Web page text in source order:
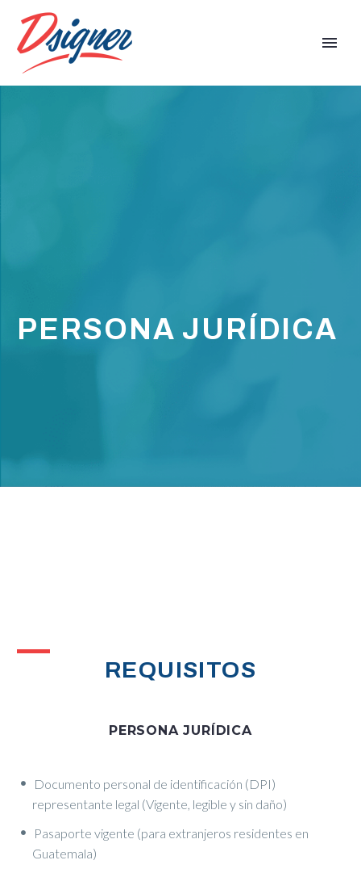
PERSONA JURÍDICA
REQUISITOS
PERSONA JURÍDICA
Documento personal de identificación (DPI)
representante legal (Vigente, legible y sin daño)
Pasaporte vigente (para extranjeros residentes en
Guatemala)